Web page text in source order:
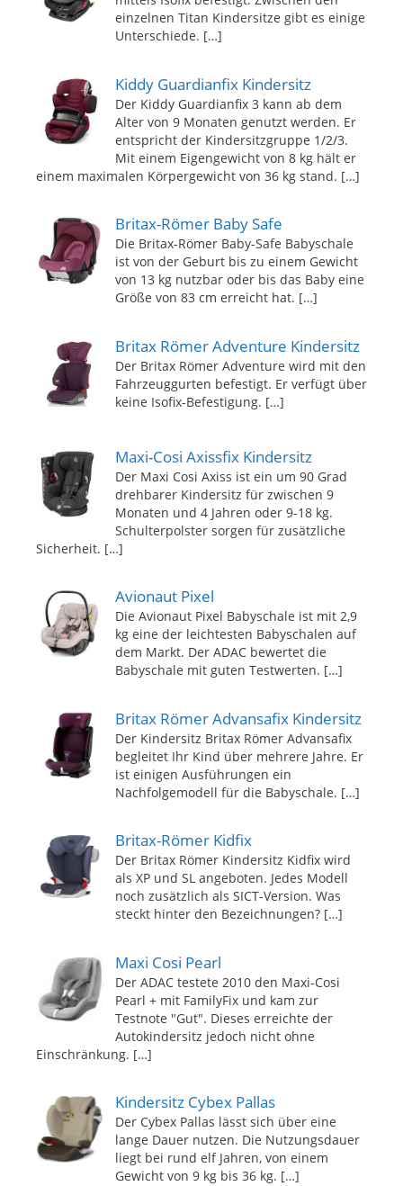
einzelnen Titan Kindersitze gibt es einige
Unterschiede. […]
Kiddy Guardianfix Kindersitz
Der Kiddy Guardianfix 3 kann ab dem
Alter von 9 Monaten genutzt werden. Er
entspricht der Kindersitzgruppe 1/2/3.
Mit einem Eigengewicht von 8 kg hält er
einem maximalen Körpergewicht von 36 kg stand. […]
Britax-Römer Baby Safe
Die Britax-Römer Baby-Safe Babyschale
ist von der Geburt bis zu einem Gewicht
von 13 kg nutzbar oder bis das Baby eine
Größe von 83 cm erreicht hat. […]
Britax Römer Adventure Kindersitz
Der Britax Römer Adventure wird mit den
Fahrzeuggurten befestigt. Er verfügt über
keine Isofix-Befestigung. […]
Maxi-Cosi Axissfix Kindersitz
Der Maxi Cosi Axiss ist ein um 90 Grad
drehbarer Kindersitz für zwischen 9
Monaten und 4 Jahren oder 9-18 kg.
Schulterpolster sorgen für zusätzliche
Sicherheit. […]
Avionaut Pixel
Die Avionaut Pixel Babyschale ist mit 2,9
kg eine der leichtesten Babyschalen auf
dem Markt. Der ADAC bewertet die
Babyschale mit guten Testwerten. […]
Britax Römer Advansafix Kindersitz
Der Kindersitz Britax Römer Advansafix
begleitet Ihr Kind über mehrere Jahre. Er
ist einigen Ausführungen ein
Nachfolgemodell für die Babyschale. […]
Britax-Römer Kidfix
Der Britax Römer Kindersitz Kidfix wird
als XP und SL angeboten. Jedes Modell
noch zusätzlich als SICT-Version. Was
steckt hinter den Bezeichnungen?[…]
Maxi Cosi Pearl
Der ADAC testete 2010 den Maxi-Cosi
Pearl + mit FamilyFix und kam zur
Testnote "Gut". Dieses erreichte der
Autokindersitz jedoch nicht ohne
Einschränkung. […]
Kindersitz Cybex Pallas
Der Cybex Pallas lässt sich über eine
lange Dauer nutzen. Die Nutzungsdauer
liegt bei rund elf Jahren, von einem
Gewicht von 9 kg bis 36 kg. […]